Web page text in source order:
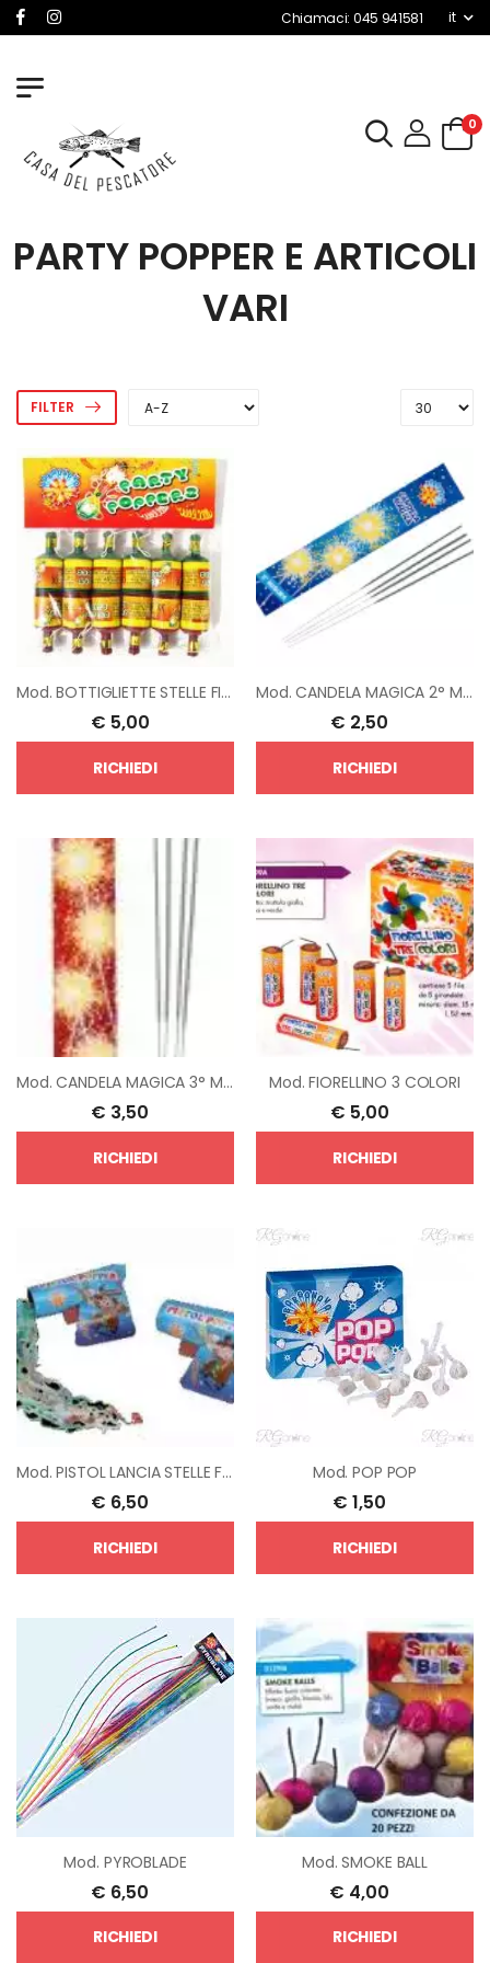
Chiamaci: 045 941581 it
0
PARTY POPPER E ARTICOLI
VARI
FILTER
Mod.BOTTIGLIETTE STELLE FILANTI
€ 5,00
RICHIEDI
Mod.CANDELA MAGICA 2° MISURA
€ 2,50
RICHIEDI
Mod.CANDELA MAGICA 3° MISURA
€ 3,50
RICHIEDI
Mod.FIORELLINO 3 COLORI
€ 5,00
RICHIEDI
Mod.PISTOL LANCIA STELLE FILANTI
€ 6,50
RICHIEDI
Mod.POP POP
€ 1,50
RICHIEDI
Mod. PYROBLADE
€ 6,50
RICHIEDI
Mod.SMOKE BALL
€ 4,00
RICHIEDI